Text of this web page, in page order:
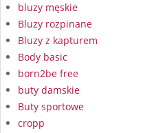
bluzy męskie
Bluzy rozpinane
Bluzy z kapturem
Body basic
born2be free
buty damskie
Buty sportowe
cropp